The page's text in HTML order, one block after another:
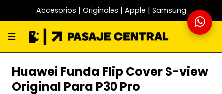
Accesorios | Originales | Apple | Samsung
Huawei Funda Flip Cover S-view
Original Para P30 Pro